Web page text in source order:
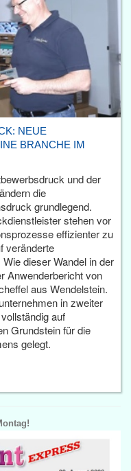
NEUE
BRANCHE IM
und der
die
grundlegend.
stehen vor
effizienter zu
veränderte
dieser Wandel in der
Anwenderbericht von
aus Wendelstein.
in zweiter
auf
Grundstein für die
gelegt.